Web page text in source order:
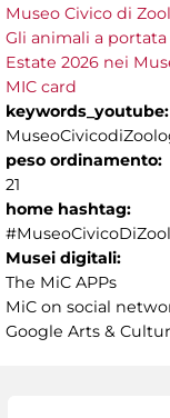
Museo Civico di
Gli animali a
Estate 2026 nei
MIC card
keywords_youtube:
peso ordinamento:
21
home hashtag:
Musei digitali:
The MiC APPs
MiC on social
Google Arts &